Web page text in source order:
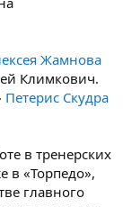
Жамнова
Климкович.
Петерис Скудра
в тренерских
в «Торпедо»,
главного